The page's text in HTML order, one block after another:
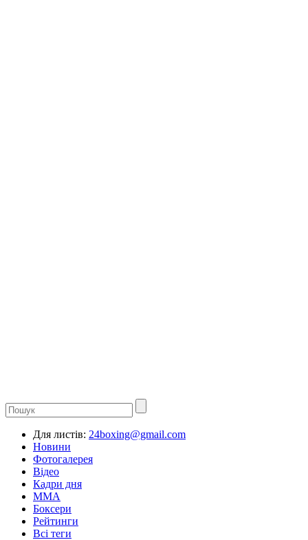
Для листів: 24boxing@gmail.com
Новини
Фотогалерея
Відео
Кадри дня
ММА
Боксери
Рейтинги
Всі теги